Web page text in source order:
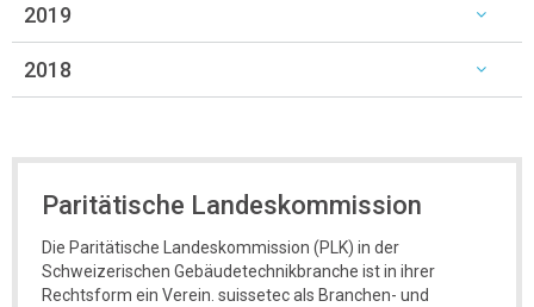
2019
2018
Paritätische Landeskommission
Die Paritätische Landeskommission (PLK) in der
Schweizerischen Gebäudetechnikbranche ist in ihrer
Rechtsform ein Verein. suissetec als Branchen- und